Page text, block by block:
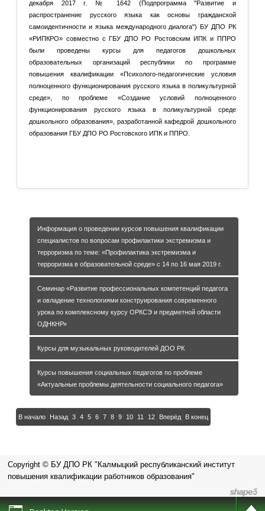
декабря 2017 г. № 1642 (Подпрограмма "Развитие и
распространение русского языка как основы гражданской
самоидентичности и языка международного диалога") БУ ДПО РК
«РИПКРО» совместно с ГБУ ДПО РО Ростовским ИПК и ППРО
были проведены курсы для педагогов дошкольных
образовательных организаций республики по программе
повышения квалификации «Психолого-педагогические условия
полноценного функционирования русского языка в поликультурной
среде», по проблеме «Создание условий полноценного
функционирования русского языка в поликультурной среде
дошкольного образования», разработанной кафедрой дошкольного
образования ГБУ ДПО РО Ростовского ИПК и ППРО.
Информация о проведении курсов повышения квалификации
специалистов по вопросам профилактики экстремизма и
терроризма по теме: «Профилактика экстремизма и
терроризма в образовательной среде» с 14 по 16 мая 2019 г.
Cеминар «Развитие профессиональных компетенций педагога
и овладение технологиями конструирования современного
урока по комплексному курсу ОРКСЭ и предметной области
ОДНКНР»
Курсы для музыкальных руководителей ДОО РК
Курсы повышения социальных педагогов по проблеме
«Актуальные проблемы деятельности социального педагога»
В начало Назад 3 4 5 6 7 8 9 10 11 12 Вперёд В конец
Copyright © БУ ДПО РК "Калмыцкий республиканский институт
повышения квалификации работников образования"